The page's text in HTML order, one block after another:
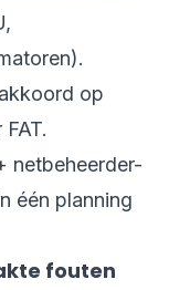
op
netbeheerder-
één planning
fouten